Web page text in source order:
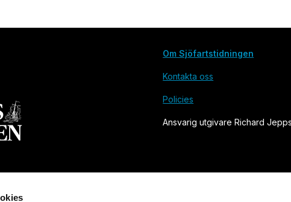
Om Sjöfartstidningen
Kontakta oss
Policies
Ansvarig utgivare Richard